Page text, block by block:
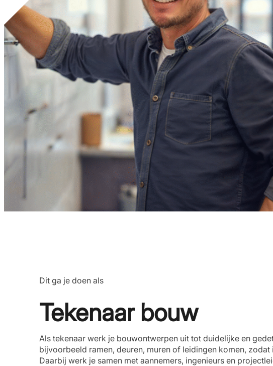
Dit ga je doen als
Tekenaar bouw
Als tekenaar werk je bouwontwerpen uit tot duidelijke en
bijvoorbeeld ramen, deuren, muren of leidingen komen,
Daarbij werk je samen met aannemers, ingenieurs en